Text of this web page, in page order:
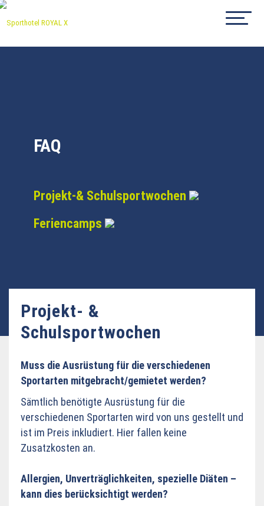
FAQ
Projekt-& Schulsportwochen
Feriencamps
Projekt- &
Schulsportwochen
Muss die Ausrüstung für die verschiedenen
Sportarten mitgebracht/gemietet werden?
Sämtlich benötigte Ausrüstung für die
verschiedenen Sportarten wird von uns gestellt und
ist im Preis inkludiert. Hier fallen keine
Zusatzkosten an.
Allergien, Unverträglichkeiten, spezielle Diäten –
kann dies berücksichtigt werden?